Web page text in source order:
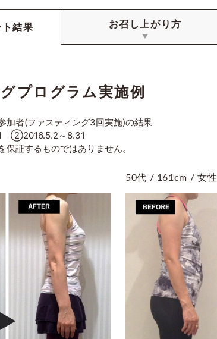
ト結果 お召し上がり方
プログラム実施例
加者(ファスティング3回実施)の結果
②2016.5.2～8.31
証するものではありません。
50代 / 161cm / 女性